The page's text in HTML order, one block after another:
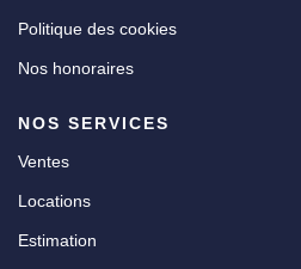
Politique des cookies
Nos honoraires
NOS SERVICES
Ventes
Locations
Estimation